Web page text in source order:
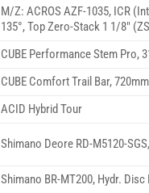
M/Z: ACROS AZF-1035, ICR
135°, Top Zero-Stack 1 1/8″
CUBE Performance Stem Pro,
CUBE Comfort Trail Bar, 720mm
ACID Hybrid Tour
Shimano Deore RD-M5120-
Shimano BR-MT200, Hydr. Disc